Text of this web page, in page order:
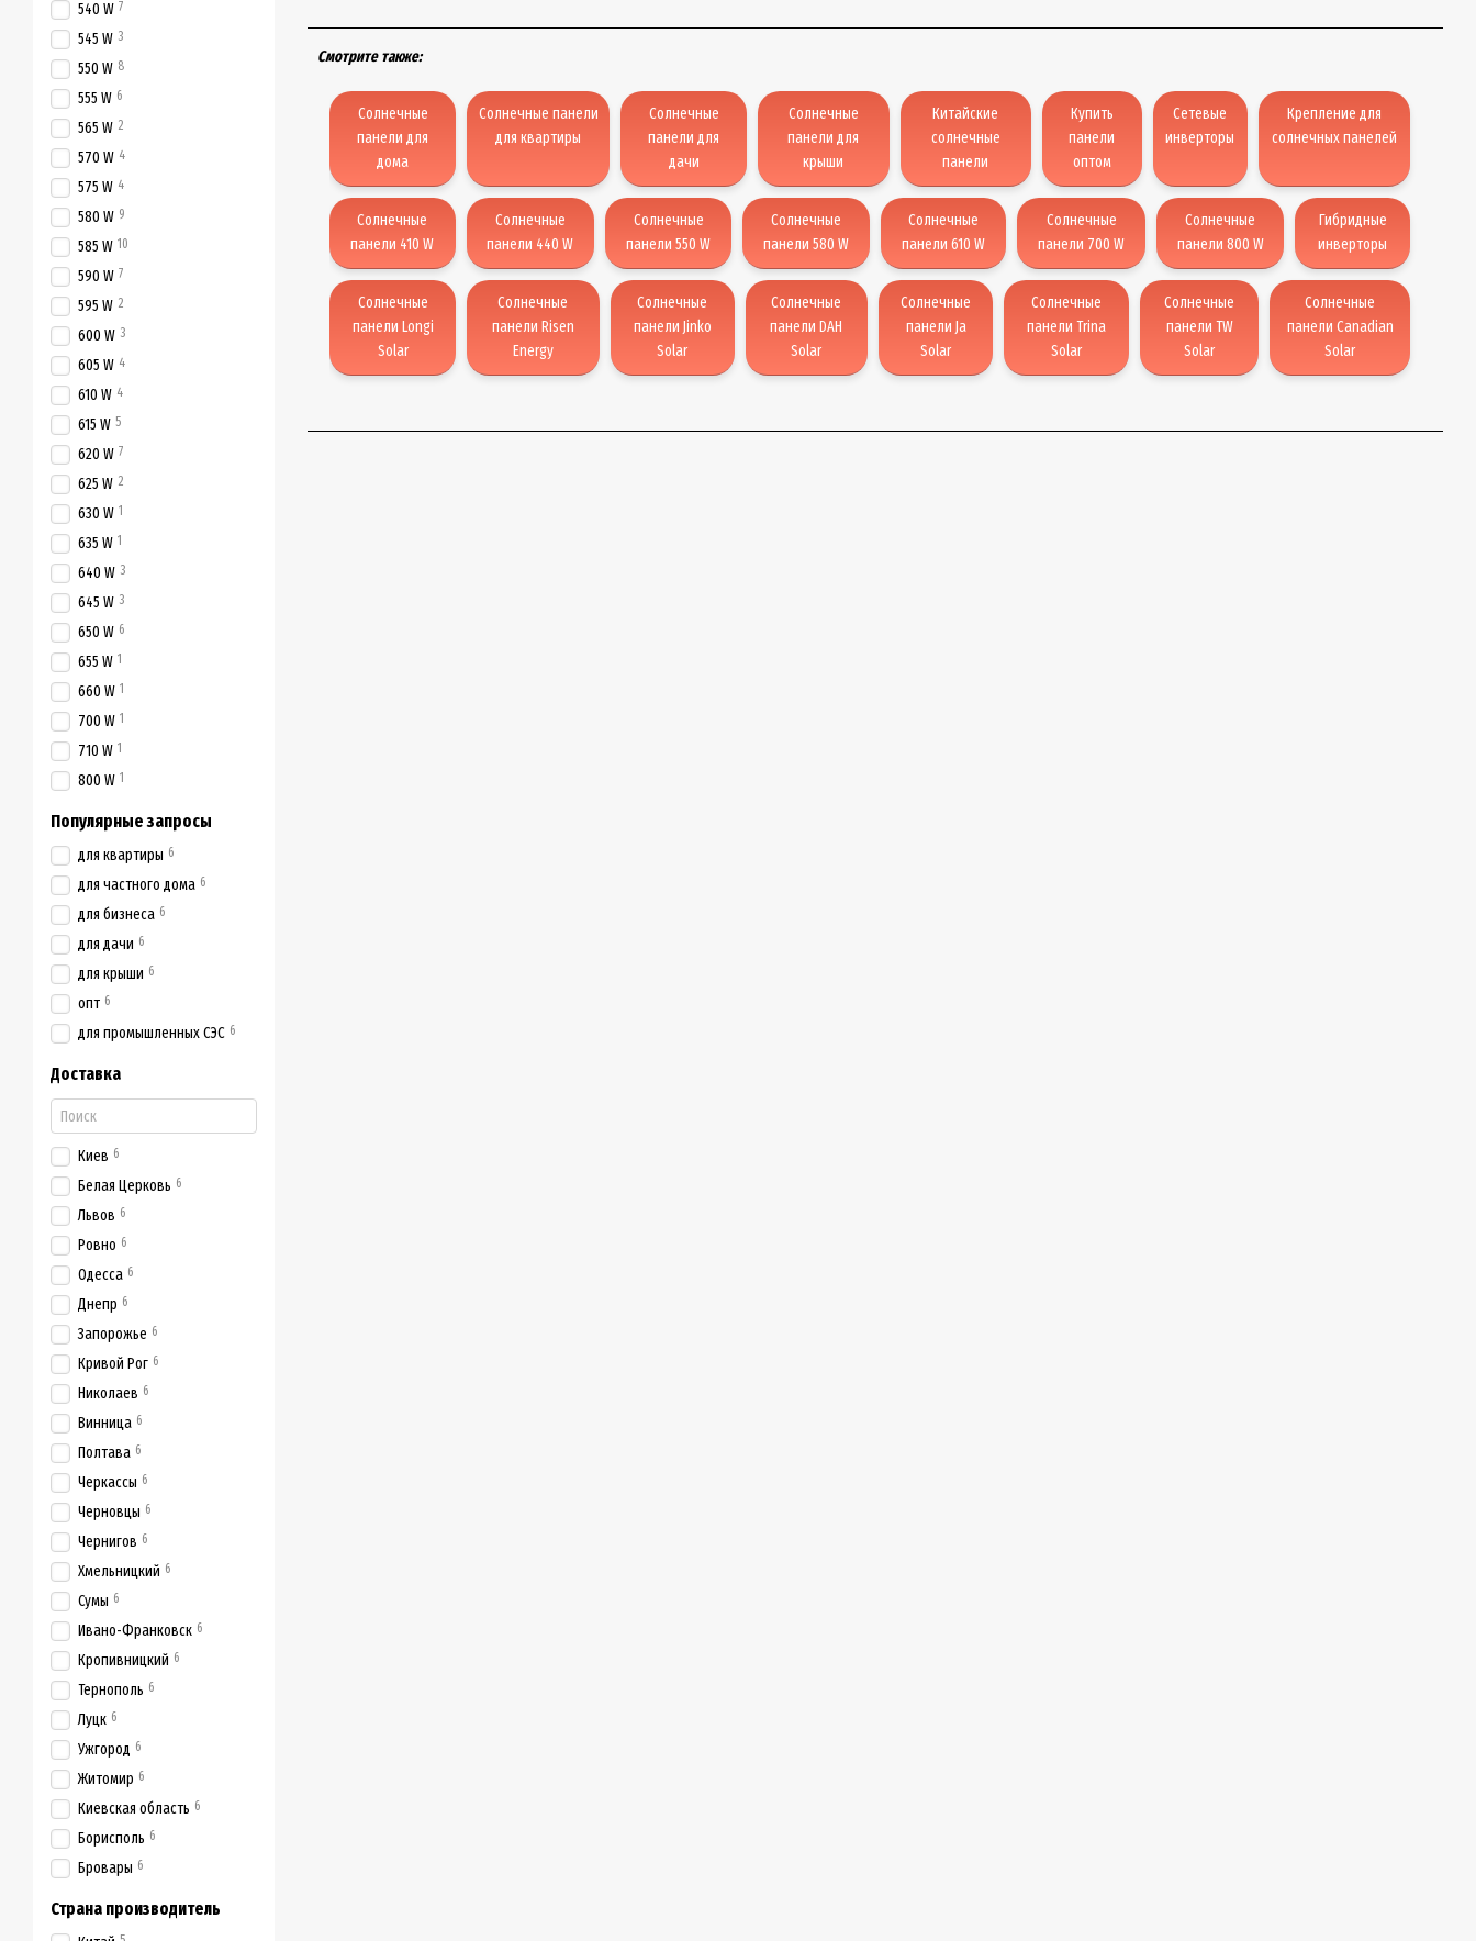
Смотрите также:
Солнечные
панели для
дома
Солнечные панели
для квартиры
Солнечные
панели для
дачи
Солнечные
панели для
крыши
Китайские
солнечные
панели
Купить
панели
оптом
Сетевые
инверторы
Крепление для
солнечных панелей
Солнечные
панели 410 W
Солнечные
панели 440 W
Солнечные
панели 550 W
Солнечные
панели 580 W
Солнечные
панели 610 W
Солнечные
панели 700 W
Солнечные
панели 800 W
Гибридные
инверторы
Солнечные
панели Longi
Solar
Солнечные
панели Risen
Energy
Солнечные
панели Jinko
Solar
Солнечные
панели DAH
Solar
Солнечные
панели Ja
Solar
Солнечные
панели Trina
Solar
Солнечные
панели TW
Solar
Солнечные
панели Canadian
Solar
540 W 7
545 W 3
550 W 8
555 W 6
565 W 2
570 W 4
575 W 4
580 W 9
585 W 10
590 W 7
595 W 2
600 W 3
605 W 4
610 W 4
615 W 5
620 W 7
625 W 2
630 W 1
635 W 1
640 W 3
645 W 3
650 W 6
655 W 1
660 W 1
700 W 1
710 W 1
800 W 1
Популярные запросы
для квартиры 6
для частного дома 6
для бизнеса 6
для дачи 6
для крыши 6
опт 6
для промышленных СЭС 6
Доставка
Киев 6
Белая Церковь 6
Львов 6
Ровно 6
Одесса 6
Днепр 6
Запорожье 6
Кривой Рог 6
Николаев 6
Винница 6
Полтава 6
Черкассы 6
Черновцы 6
Чернигов 6
Хмельницкий 6
Сумы 6
Ивано-Франковск 6
Кропивницкий 6
Тернополь 6
Луцк 6
Ужгород 6
Житомир 6
Киевская область 6
Борисполь 6
Бровары 6
Страна производитель